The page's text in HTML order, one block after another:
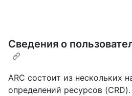
Сведения о
ARC состоит из нескольких
определений ресурсов